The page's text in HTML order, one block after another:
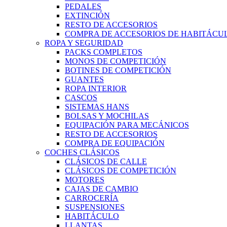
PEDALES
EXTINCIÓN
RESTO DE ACCESORIOS
COMPRA DE ACCESORIOS DE
ROPA Y SEGURIDAD
PACKS COMPLETOS
MONOS DE COMPETICIÓN
BOTINES DE COMPETICIÓN
GUANTES
ROPA INTERIOR
CASCOS
SISTEMAS HANS
BOLSAS Y MOCHILAS
EQUIPACIÓN PARA MECÁNICOS
RESTO DE ACCESORIOS
COMPRA DE EQUIPACIÓN
COCHES CLÁSICOS
CLÁSICOS DE CALLE
CLÁSICOS DE COMPETICIÓN
MOTORES
CAJAS DE CAMBIO
CARROCERÍA
SUSPENSIONES
HABITÁCULO
LLANTAS